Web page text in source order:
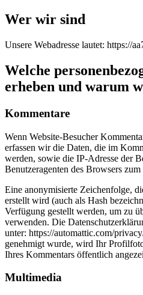
Wer wir sind
Unsere Webadresse lautet: https://
Welche
erheben und warum
Kommentare
Wenn Website-Besucher
erfassen wir die Daten, die im
werden, sowie die IP-Adresse der
Benutzeragenten des Browsers
Eine anonymisierte Zeichenfolge,
erstellt wird (auch als Hash
Verfügung gestellt werden, um zu
verwenden. Die
unter: https://automattic.com/
genehmigt wurde, wird Ihr
Ihres Kommentars öffentlich
Multimedia